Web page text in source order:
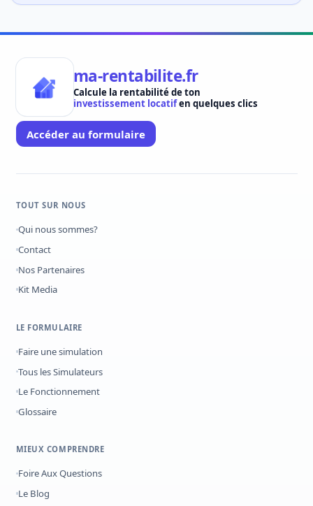
ma-rentabilite.fr
Calcule la rentabilité de ton
investissement locatifen quelques clics
Accéder au formulaire
TOUT SUR NOUS
Qui nous sommes?
Contact
Nos Partenaires
Kit Media
LE FORMULAIRE
Faire une simulation
Tous les Simulateurs
Le Fonctionnement
Glossaire
MIEUX COMPRENDRE
Foire Aux Questions
Le Blog